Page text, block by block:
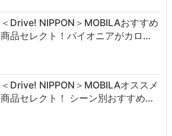
＜Drive! NIPPON＞MOBILAおすすめ
商品セレクト！パイオニアがカロ…
＜Drive! NIPPON＞MOBILAオススメ
商品セレクト！ シーン別おすすめ…